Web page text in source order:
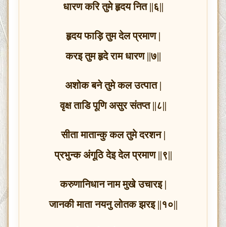
धारण करि तुमे हृदय नित ||६||
हृदय फाड़ि तुम देल प्रमाण |
करइ तुम हृदे राम धारण ||७||
अशोक बने तुमे कल उत्पात |
वृक्ष ताडि पूणि असुर संतप्त ||८||
सीता मातान्कु कल तुमे दरशन |
प्रभुन्क अंगूठि देइ देल प्रमाण ||९||
करुणानिधान नाम मुखे उचारइ |
जानकी माता नयनु लोतक झरइ ||१०||